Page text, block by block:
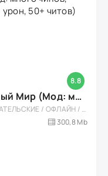
8.8
Toilet Fight Открытый Мир (Мод: много чипов, денег, все открыто, бессмертие, урон, 50+ читов)
АРКАДЫ / ОДНОПОЛЬЗОВАТЕЛЬСКИЕ / ОФЛАЙН / МОД / РОЛЕВЫЕ / ШУТЕРЫ / ОТКРЫТЫЙ МИР / ВСТРОЕННЫЙ КЕШ / 3D / ЭКШЕНЫ / ТУАЛЕТНЫЕ ВОЙНЫ / ДЛЯ ДЕТЕЙ
300,8 Mb